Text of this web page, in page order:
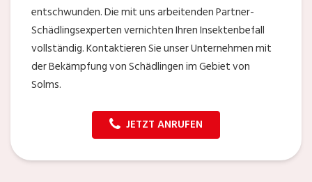
entschwunden. Die mit uns arbeitenden Partner-
Schädlingsexperten vernichten Ihren Insektenbefall
vollständig. Kontaktieren Sie unser Unternehmen mit
der Bekämpfung von Schädlingen im Gebiet von
Solms.
JETZT ANRUFEN